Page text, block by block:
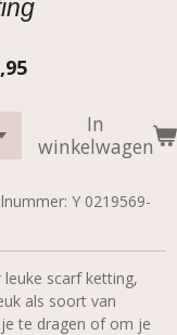
In
winkelwagen
Y 0219569-
leuke scarf ketting,
als soort van
te dragen of om je